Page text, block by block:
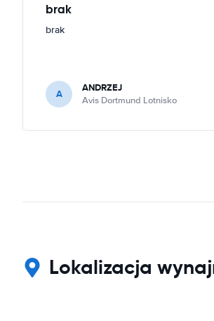
brak
brak
A ANDRZEJ
Avis Dortmund Lotnisko
Lokalizacja